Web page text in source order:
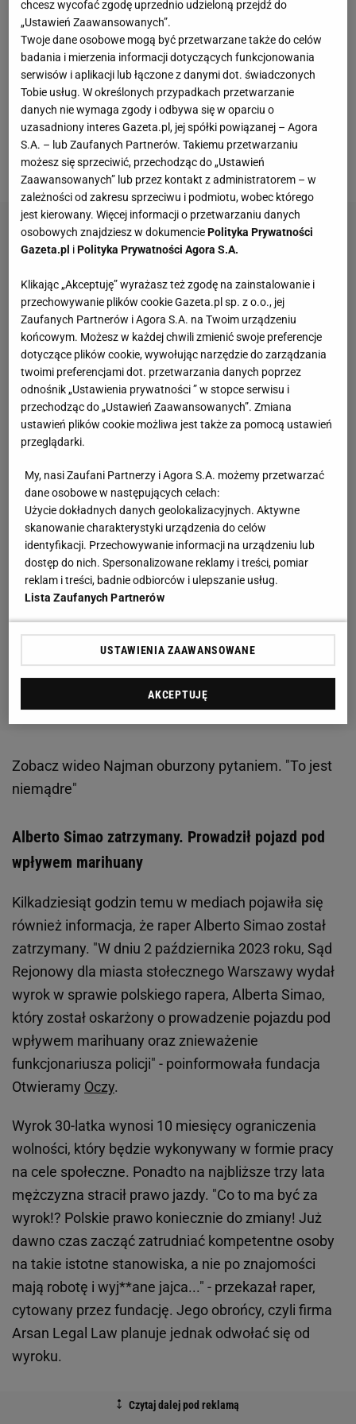
federacji.Był to skutek zamieszczonego przez
Sylwestra Wardęgę materiału wideo, podczas
którego Baron został oskarżony o bardzo
niestosowne zachowania wobec nieletnich
kobiet. "Będę Cię tam r****ć w Twoje c***i" - takie
wiadomości miał pisać do jednej z dziewczyn.
zdarzenia zdążył już nawet zareagować premier
Rzeczypospolitej Polskiej Mateusz Morawiecki.
Zobacz wideo Najman oburzony pytaniem. "To jest
niemądre"
Alberto Simao zatrzymany. Prowadził pojazd pod
wpływem marihuany
Kilkadziesiąt godzin temu w mediach pojawiła się
również informacja, że raper Alberto Simao został
zatrzymany. "W dniu 2 października 2023 roku, Sąd
Rejonowy dla miasta stołecznego Warszawy wydał
wyrok w sprawie polskiego rapera, Alberta Simao,
który został oskarżony o prowadzenie pojazdu pod
wpływem marihuany oraz znieważenie
funkcjonariusza policji" - poinformowała fundacja
Otwieramy Oczy.
Wyrok 30-latka wynosi 10 miesięcy ograniczenia
wolności, który będzie wykonywany w formie pracy
na cele społeczne. Ponadto na najbliższe trzy lata
mężczyzna stracił prawo jazdy. "Co to ma być za
wyrok!? Polskie prawo koniecznie do zmiany! Już
dawno czas zacząć zatrudniać kompetentne osoby
na takie istotne stanowiska, a nie po znajomości
mają robotę i wyj**ane jajca..." - przekazał raper,
cytowany przez fundację. Jego obrońcy, czyli firma
Arsan Legal Law planuje jednak odwołać się od
wyroku.
chcesz wycofać zgodę uprzednio udzieloną przejdź do
„Ustawień Zaawansowanych”.
Twoje dane osobowe mogą być przetwarzane także do celów
badania i mierzenia informacji dotyczących funkcjonowania
serwisów i aplikacji lub łączone z danymi dot. świadczonych
Tobie usług. W określonych przypadkach przetwarzanie
danych nie wymaga zgody i odbywa się w oparciu o
uzasadniony interes Gazeta.pl, jej spółki powiązanej – Agora
S.A. – lub Zaufanych Partnerów. Takiemu przetwarzaniu
możesz się sprzeciwić, przechodząc do „Ustawień
Zaawansowanych” lub przez kontakt z administratorem – w
zależności od zakresu sprzeciwu i podmiotu, wobec którego
jest kierowany. Więcej informacji o przetwarzaniu danych
osobowych znajdziesz w dokumenciePolityka Prywatności
Gazeta.pl iPolityka Prywatności Agora S.A.
Klikając „Akceptuję” wyrażasz też zgodę na zainstalowanie i
przechowywanie plików cookie Gazeta.pl sp. z o.o., jej
Zaufanych Partnerów i Agora S.A. na Twoim urządzeniu
końcowym. Możesz w każdej chwili zmienić swoje preferencje
dotyczące plików cookie, wywołując narzędzie do zarządzania
twoimi preferencjami dot. przetwarzania danych poprzez
odnośnik „Ustawienia prywatności ” w stopce serwisu i
przechodząc do „Ustawień Zaawansowanych”. Zmiana
ustawień plików cookie możliwa jest także za pomocą ustawień
przeglądarki.
My, nasi Zaufani Partnerzy i Agora S.A. możemy przetwarzać
dane osobowe w następujących celach:
Użycie dokładnych danych geolokalizacyjnych. Aktywne
skanowanie charakterystyki urządzenia do celów
identyfikacji. Przechowywanie informacji na urządzeniu lub
dostęp do nich. Spersonalizowane reklamy i treści, pomiar
reklam i treści, badnie odbiorców i ulepszanie usług.
Lista Zaufanych Partnerów
USTAWIENIA ZAAWANSOWANE
AKCEPTUJĘ